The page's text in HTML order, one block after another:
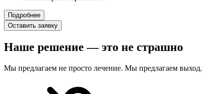
Подробнее
Оставить заявку
Наше решение — это не страшно
Мы предлагаем не просто лечение. Мы предлагаем выход.